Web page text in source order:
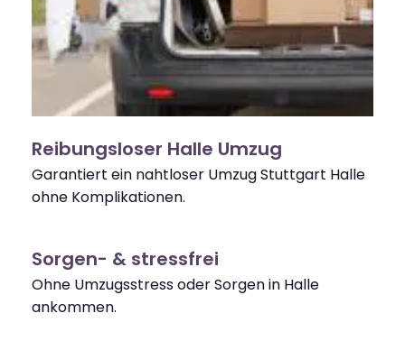
Reibungsloser Halle Umzug
Garantiert ein nahtloser Umzug Stuttgart Halle
ohne Komplikationen.
Sorgen- & stressfrei
Ohne Umzugsstress oder Sorgen in Halle
ankommen.